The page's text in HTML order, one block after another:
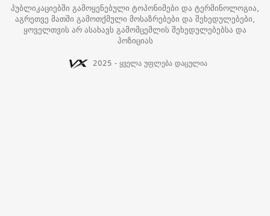
პუბლიკაციებში გამოყენებული ტოპონიმები და ტერმინოლოგია,
აგრეთვე მათში გამოთქმული მოსაზრებები და შეხედულებები,
ყოველთვის არ ასახავს გამომცემლის შეხედულებებსა და
პოზიციას
2025 - ყველა უფლება დაცულია